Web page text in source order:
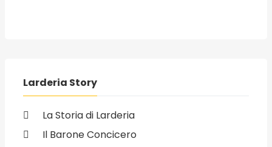
Larderia Story
La Storia di Larderia
Il Barone Concicero